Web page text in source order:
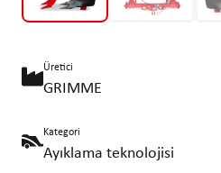
Üretici
GRIMME
Kategori
Ayıklama teknolojisi